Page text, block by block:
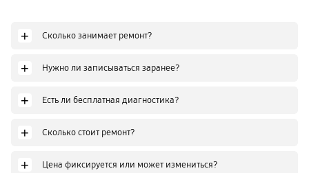
+ Сколько занимает ремонт?
+ Нужно ли записываться заранее?
+ Есть ли бесплатная диагностика?
+ Сколько стоит ремонт?
+ Цена фиксируется или может измениться?